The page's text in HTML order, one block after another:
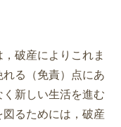
破産によりこれま
る（免責）点にあ
新しい生活を進む
るためには，破産